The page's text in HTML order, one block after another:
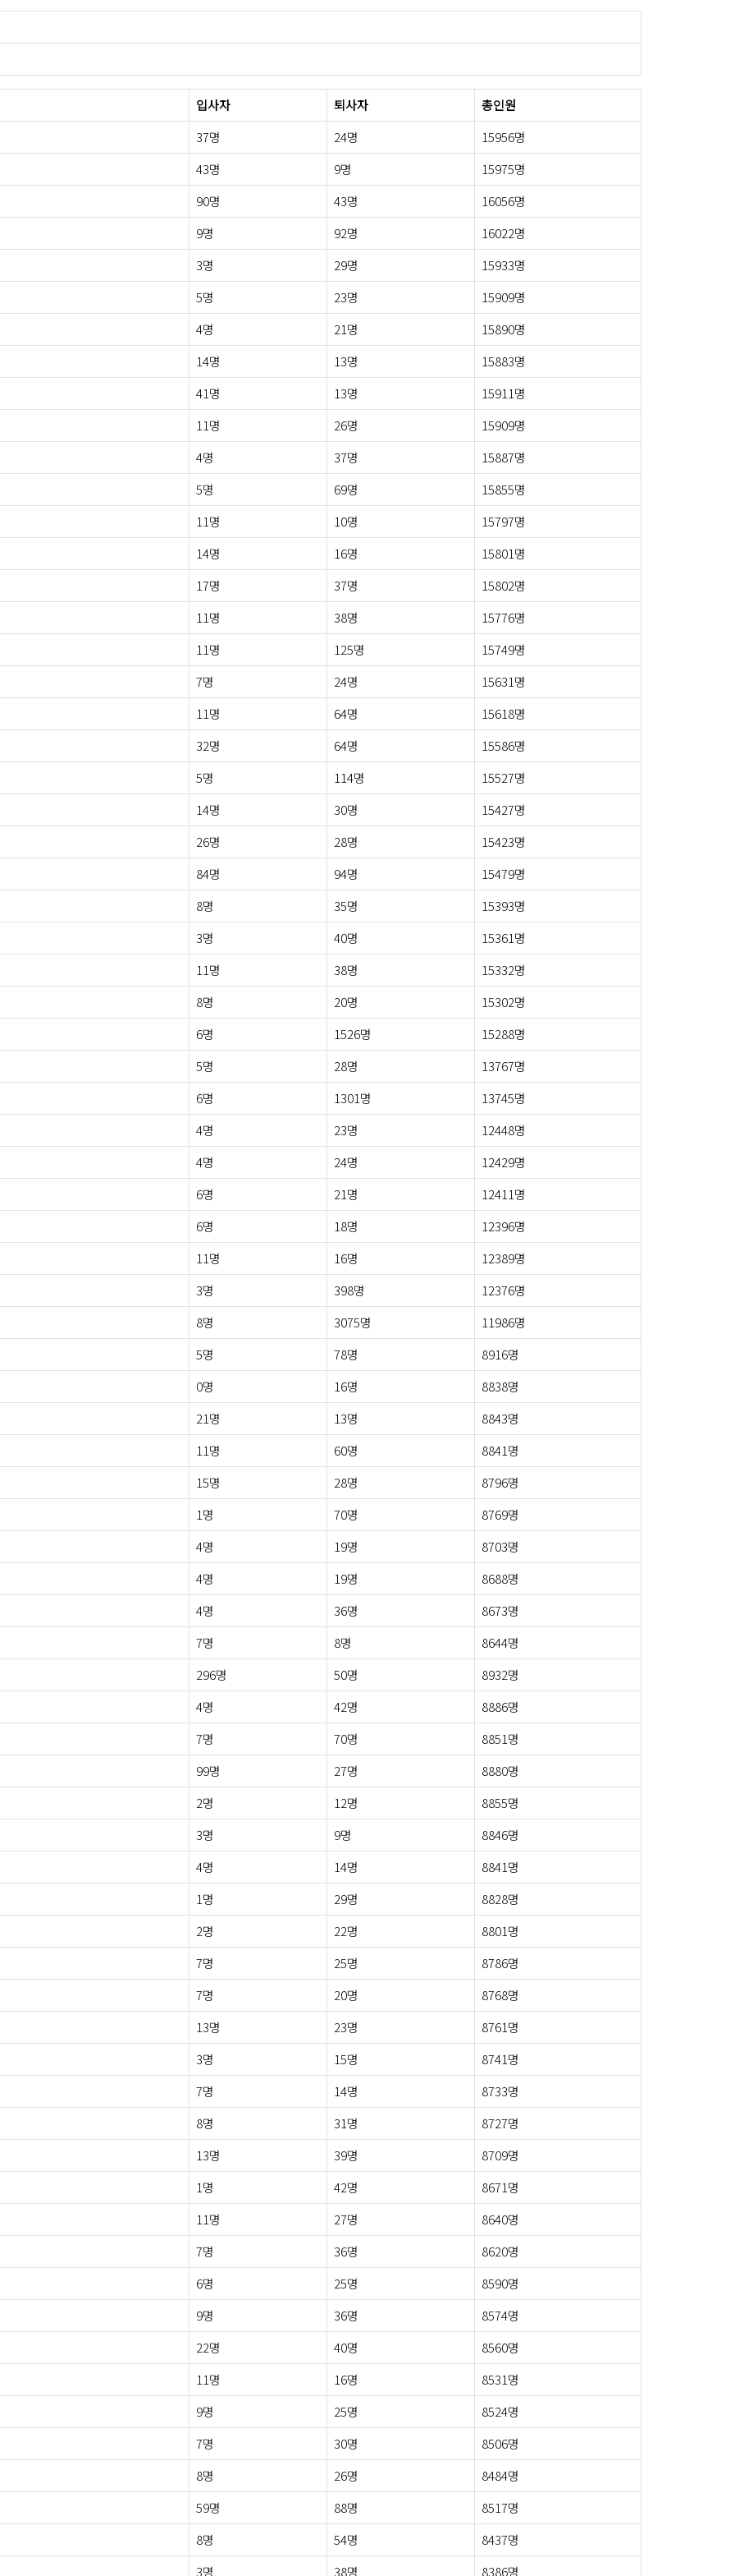
입사자 퇴사자
총인원
37명
24명
15956명
43명
9명
15975명
90명
43명
16056명
9명
92명
16022명
3명
29명
15933명
5명
23명
15909명
4명
21명
15890명
14명
13명
15883명
41명
13명
15911명
11명
26명
15909명
4명
37명
15887명
5명
69명
15855명
11명
10명
15797명
14명
16명
15801명
17명
37명
15802명
11명
38명
15776명
11명
125명
15749명
7명
24명
15631명
11명
64명
15618명
32명
64명
15586명
5명
114명
15527명
14명
30명
15427명
26명
28명
15423명
84명
94명
15479명
8명
35명
15393명
3명
40명
15361명
11명
38명
15332명
8명
20명
15302명
6명
1526명
15288명
5명
28명
13767명
6명
1301명
13745명
4명
23명
12448명
4명
24명
12429명
6명
21명
12411명
6명
18명
12396명
11명
16명
12389명
3명
398명
12376명
8명
3075명
11986명
5명
78명
8916명
0명
16명
8838명
21명
13명
8843명
11명
60명
8841명
15명
28명
8796명
1명
70명
8769명
4명
19명
8703명
4명
19명
8688명
4명
36명
8673명
7명
8명
8644명
296명
50명
8932명
4명
42명
8886명
7명
70명
8851명
99명
27명
8880명
2명
12명
8855명
3명
9명
8846명
4명
14명
8841명
1명
29명
8828명
2명
22명
8801명
7명
25명
8786명
7명
20명
8768명
13명
23명
8761명
3명
15명
8741명
7명
14명
8733명
8명
31명
8727명
13명
39명
8709명
1명
42명
8671명
11명
27명
8640명
7명
36명
8620명
6명
25명
8590명
9명
36명
8574명
22명
40명
8560명
11명
16명
8531명
9명
25명
8524명
7명
30명
8506명
8명
26명
8484명
59명
88명
8517명
8명
54명
8437명
3명
38명 8386명